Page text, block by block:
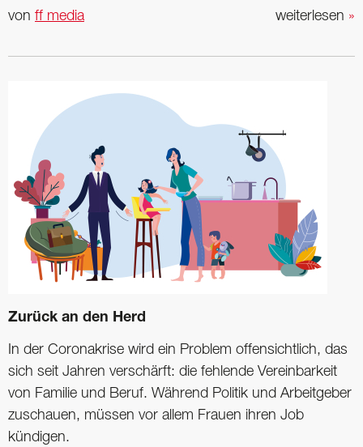
weiterlesen »
von ff media
Zurück an den Herd
In der Coronakrise wird ein Problem offensichtlich, das
sich seit Jahren verschärft: die fehlende ­Vereinbarkeit
von Familie und Beruf. Während Politik und Arbeitgeber
zuschauen, müssen vor allem Frauen ihren Job
kündigen.